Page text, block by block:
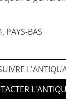
PAYS-BAS